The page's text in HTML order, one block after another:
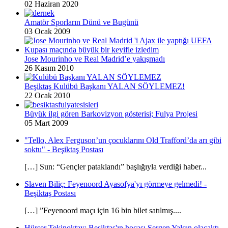
02 Haziran 2020
Amatör Sporların Dünü ve Bugünü
03 Ocak 2009
Jose Mourinho ve Real Madrid’e yakışmadı
26 Kasım 2010
Beşiktaş Kulübü Başkanı YALAN SÖYLEMEZ!
22 Ocak 2010
Büyük ilgi gören Barkovizyon gösterisi; Fulya Projesi
05 Mart 2009
"Tello, Alex Ferguson’un çocuklarını Old Trafford’da arı gibi
soktu" - Beşiktaş Postası
[…] Sun: “Gençler pataklandı” başlığıyla verdiği haber...
Slaven Biliç: Feyenoord Ayasofya'yı görmeye gelmedi! -
Beşiktaş Postası
[…] ”Feyenoord maçı için 16 bin bilet satılmış....